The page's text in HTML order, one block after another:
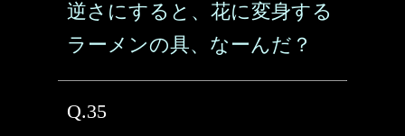
逆さにすると、花に変身する
ラーメンの具、なーんだ？
Q.35